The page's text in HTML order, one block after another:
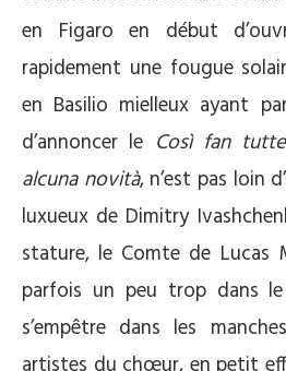
en Figaro en début
rapidement une fougue
en Basilio mielleux ayant
d’annoncer le Così fan
alcuna novità, n’est pas loin
luxueux de Dimitry
stature, le Comte de Lucas
parfois un peu trop dans le
s’empêtre dans les